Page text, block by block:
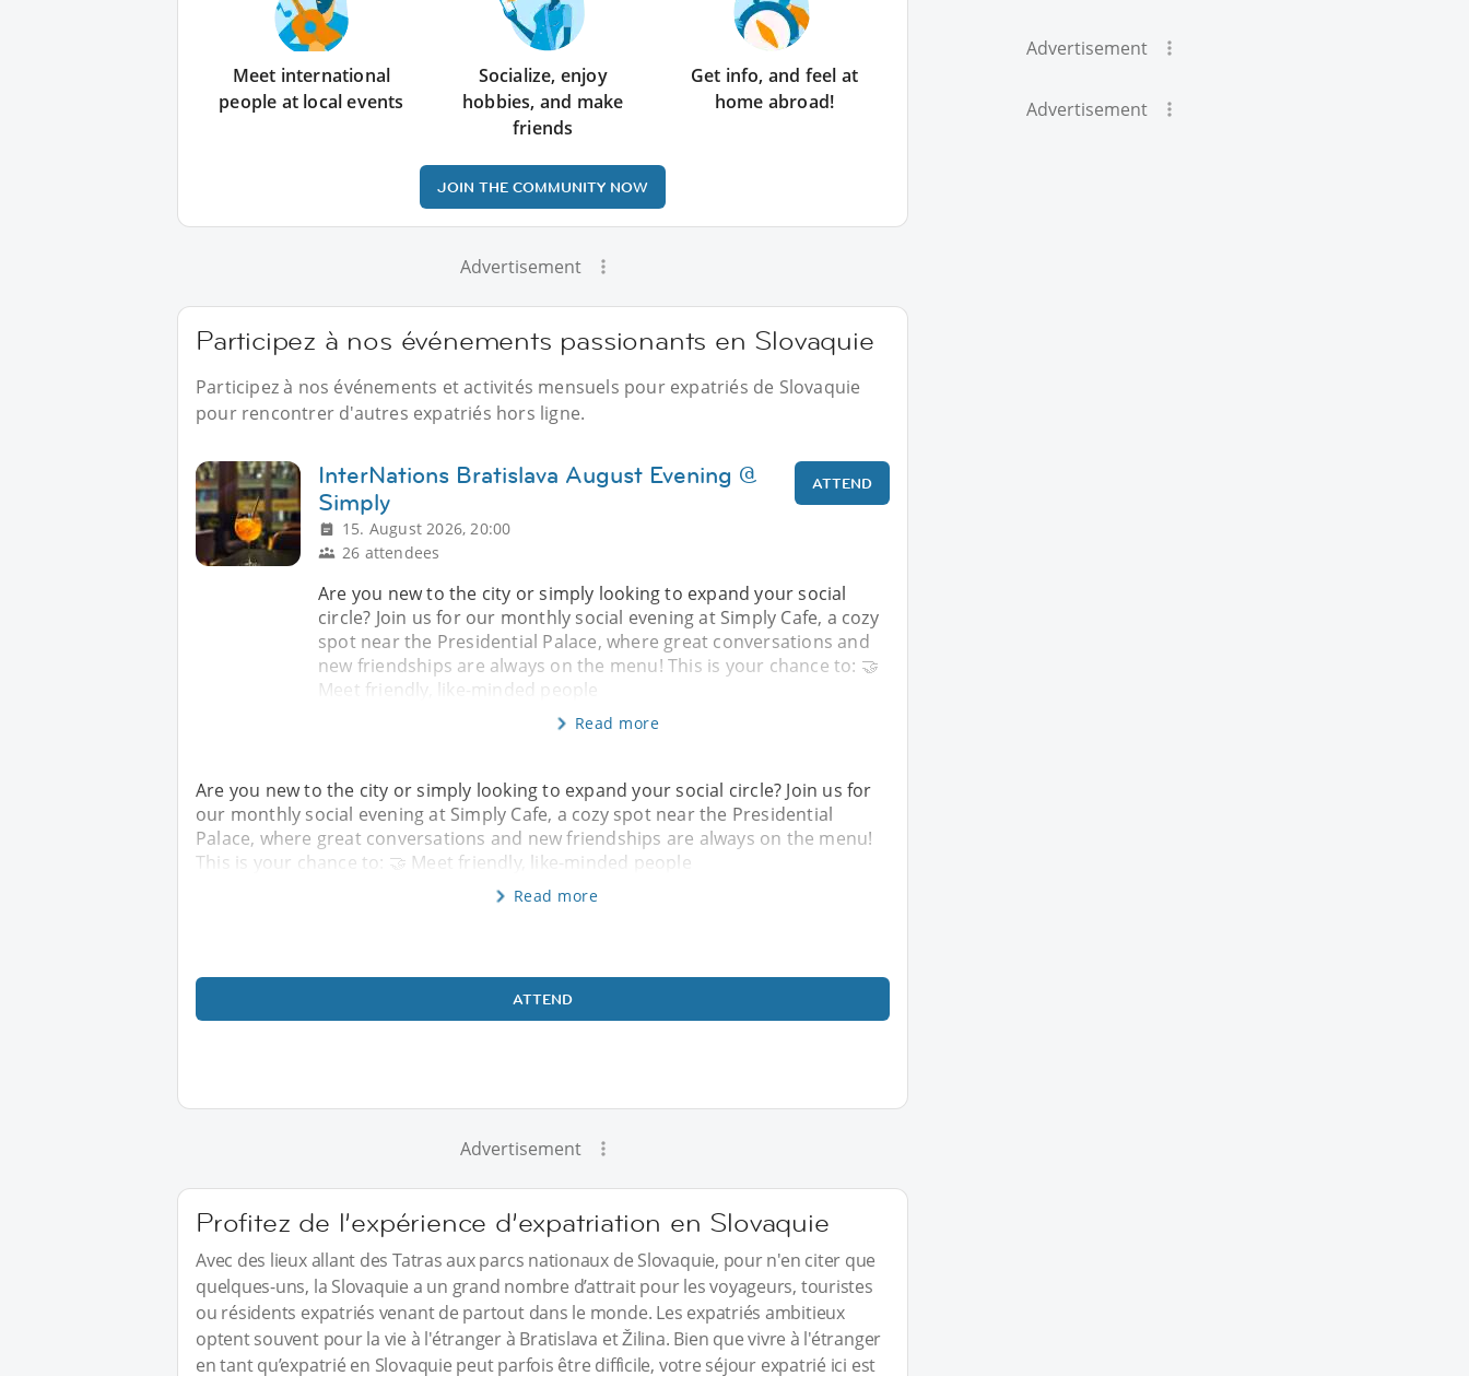
Meet international
people at local events
Socialize, enjoy
hobbies, and make
friends
Get info, and feel at
home abroad!
JOIN THE COMMUNITY NOW
Advertisement
Participez à nos événements passionants en Slovaquie
Participez à nos événements et activités mensuels pour expatriés de Slovaquie
pour rencontrer d'autres expatriés hors ligne.
InterNations Bratislava August Evening @
Simply
15. August 2026, 20:00
26 attendees
ATTEND
Are you new to the city or simply looking to expand your social
circle? Join us for our monthly social evening at Simply Cafe, a cozy
spot near the Presidential Palace, where great conversations and
new friendships are always on the menu! This is your chance to: 🤝
Meet friendly, like-minded people
Read more
Are you new to the city or simply looking to expand your social circle? Join us for
our monthly social evening at Simply Cafe, a cozy spot near the Presidential
Palace, where great conversations and new friendships are always on the menu!
This is your chance to: 🤝 Meet friendly, like-minded people
Read more
ATTEND
Advertisement
Profitez de l’expérience d’expatriation en Slovaquie
Avec des lieux allant des Tatras aux parcs nationaux de Slovaquie, pour n'en citer que
quelques-uns, la Slovaquie a un grand nombre d’attrait pour les voyageurs, touristes
ou résidents expatriés venant de partout dans le monde. Les expatriés ambitieux
optent souvent pour la vie à l'étranger à Bratislava et Žilina. Bien que vivre à l'étranger
en tant qu’expatrié en Slovaquie peut parfois être difficile, votre séjour expatrié ici est
Advertisement
Advertisement